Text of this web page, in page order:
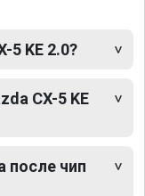
5 KE 2.0?
CX-5 KE
после чип